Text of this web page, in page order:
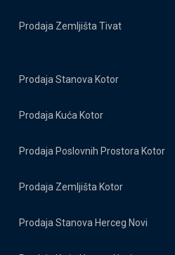
Prodaja Zemljišta Tivat
Prodaja Stanova Kotor
Prodaja Kuća Kotor
Prodaja Poslovnih Prostora Kotor
Prodaja Zemljišta Kotor
Prodaja Stanova Herceg Novi